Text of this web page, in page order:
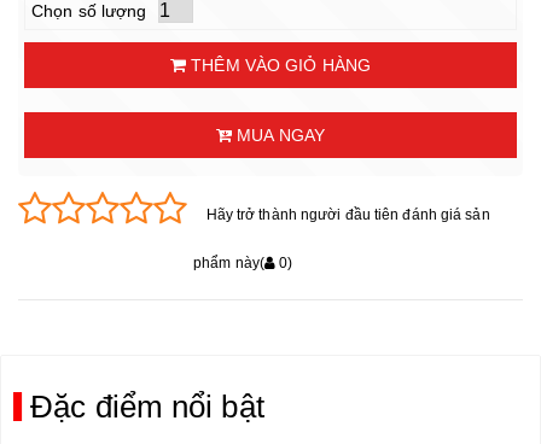
Chọn số lượng
THÊM VÀO GIỎ HÀNG
MUA NGAY
Hãy trở thành người đầu tiên đánh giá sản
phẩm này( 0)
Đặc điểm nổi bật